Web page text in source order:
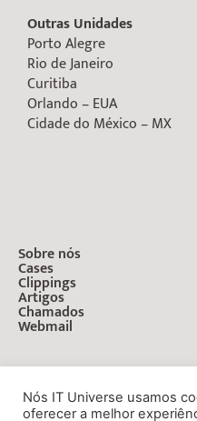
Outras Unidades
Porto Alegre
Rio de Janeiro
Curitiba
Orlando – EUA
Cidade do México – MX
Sobre nós
Cases
Clippings
Artigos
Chamados
Webmail
Nós IT Universe usamos
oferecer a melhor